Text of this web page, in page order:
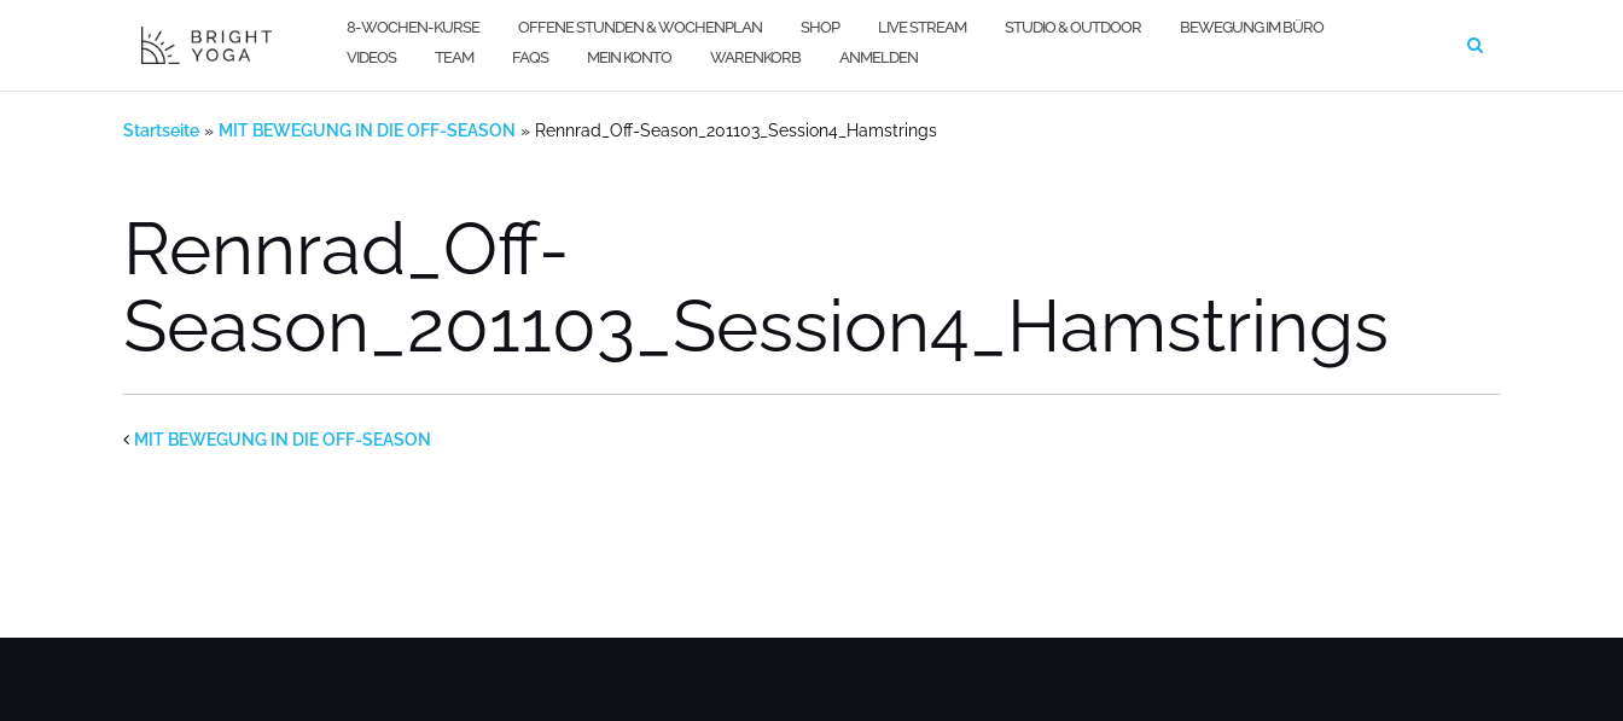
8-WOCHEN-KURSE OFFENE STUNDEN & WOCHENPLAN SHOP LIVE STREAM STUDIO & OUTDOOR
BEWEGUNG IM BÜRO
VIDEOS
TEAM FAQS MEIN KONTO WARENKORB ANMELDEN
Startseite » MIT BEWEGUNG IN DIE OFF-SEASON » Rennrad_Off-Season_201103_Session4_Hamstrings
Rennrad_Off-
Season_201103_Session4_Hamstrings
MIT BEWEGUNG IN DIE OFF-SEASON